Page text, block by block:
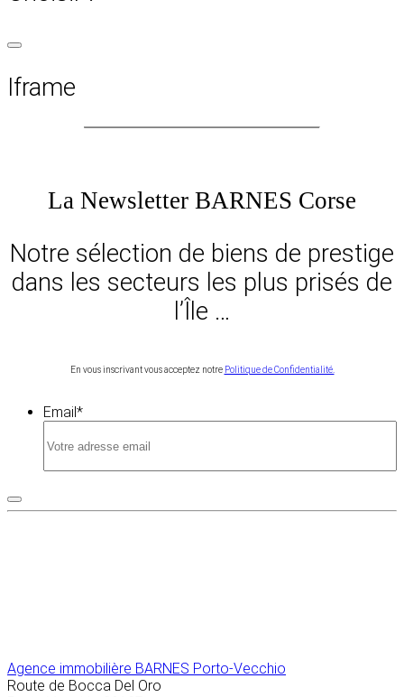
Iframe
La Newsletter BARNES Corse
Notre sélection de biens de prestige
dans les secteurs les plus prisés de
l’Île …
En vous inscrivant vous acceptez notre Politique de Confidentialité.
Email*
Agence immobilière BARNES Porto-Vecchio
Route de Bocca Del Oro